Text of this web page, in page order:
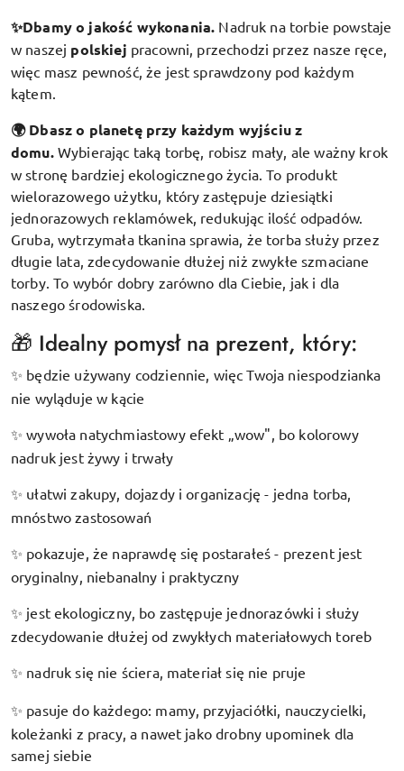
✨Dbamy o jakość wykonania. Nadruk na torbie powstaje
w naszej polskiej pracowni, przechodzi przez nasze ręce,
więc masz pewność, że jest sprawdzony pod każdym
kątem.
🌍 Dbasz o planetę przy każdym wyjściu z
domu. Wybierając taką torbę, robisz mały, ale ważny krok
w stronę bardziej ekologicznego życia. To produkt
wielorazowego użytku, który zastępuje dziesiątki
jednorazowych reklamówek, redukując ilość odpadów.
Gruba, wytrzymała tkanina sprawia, że torba służy przez
długie lata, zdecydowanie dłużej niż zwykłe szmaciane
torby. To wybór dobry zarówno dla Ciebie, jak i dla
naszego środowiska.
🎁 Idealny pomysł na prezent, który:
✨ będzie używany codziennie, więc Twoja niespodzianka
nie wyląduje w kącie
✨ wywoła natychmiastowy efekt „wow", bo kolorowy
nadruk jest żywy i trwały
✨ ułatwi zakupy, dojazdy i organizację - jedna torba,
mnóstwo zastosowań
✨ pokazuje, że naprawdę się postarałeś - prezent jest
oryginalny, niebanalny i praktyczny
✨ jest ekologiczny, bo zastępuje jednorazówki i służy
zdecydowanie dłużej od zwykłych materiałowych toreb
✨ nadruk się nie ściera, materiał się nie pruje
✨ pasuje do każdego: mamy, przyjaciółki, nauczycielki,
koleżanki z pracy, a nawet jako drobny upominek dla
samej siebie